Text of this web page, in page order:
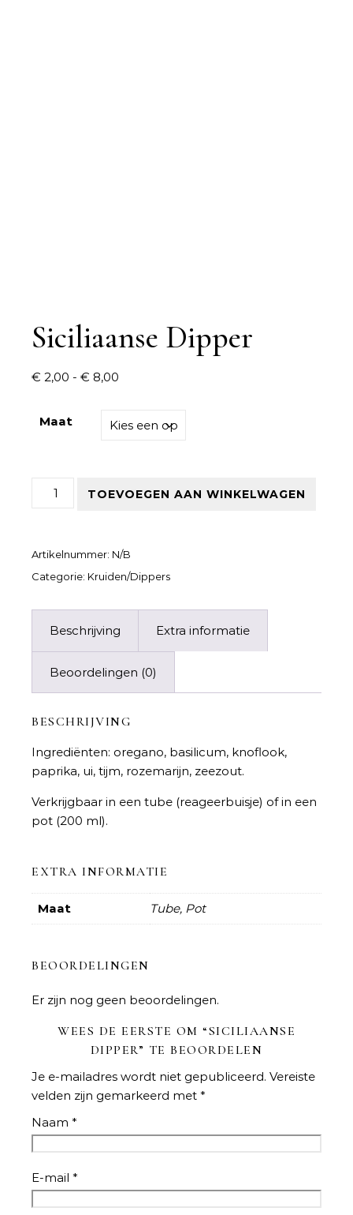
Siciliaanse Dipper
€ 2,00 - € 8,00
Maat
Siciliaanse Dipper aantal
TOEVOEGEN AAN WINKELWAGEN
Artikelnummer: N/B
Categorie: Kruiden/Dippers
Beschrijving Extra informatie
Beoordelingen (0)
BESCHRIJVING
Ingrediënten: oregano, basilicum, knoflook,
paprika, ui, tijm, rozemarijn, zeezout.
Verkrijgbaar in een tube (reageerbuisje) of in een
pot (200 ml).
EXTRA INFORMATIE
Maat Tube, Pot
BEOORDELINGEN
Er zijn nog geen beoordelingen.
WEES DE EERSTE OM “SICILIAANSE
DIPPER” TE BEOORDELEN
Je e-mailadres wordt niet gepubliceerd. Vereiste
velden zijn gemarkeerd met *
Naam *
E-mail *